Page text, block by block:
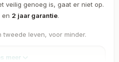
veilig genoeg is, gaat er niet op.
en 2 jaar garantie.
leven, voor minder.
meer